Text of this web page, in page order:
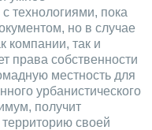
технологиями, пока
но в случае
компании, так и
права собственности
местность для
урбанистического
получит
своей